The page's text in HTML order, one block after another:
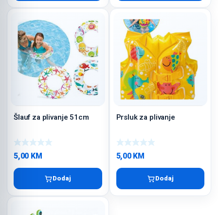
Šlauf za plivanje 51cm
5,00 KM
Dodaj
Prsluk za plivanje
5,00KM
Dodaj